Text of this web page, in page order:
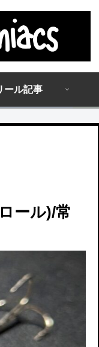
ール記事
ール)/常